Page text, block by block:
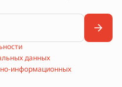
данных
информационных